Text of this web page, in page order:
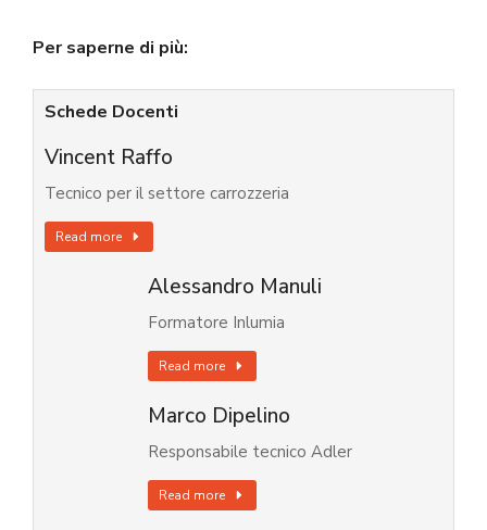
Per saperne di più:
Schede Docenti
Vincent Raffo
Tecnico per il settore carrozzeria
Read more
Alessandro Manuli
Formatore Inlumia
Read more
Marco Dipelino
Responsabile tecnico Adler
Read more